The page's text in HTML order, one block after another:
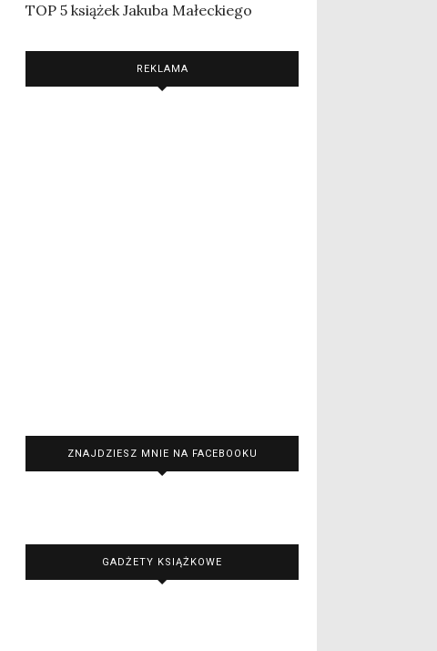
TOP 5 książek Jakuba Małeckiego
REKLAMA
ZNAJDZIESZ MNIE NA FACEBOOKU
GADŻETY KSIĄŻKOWE